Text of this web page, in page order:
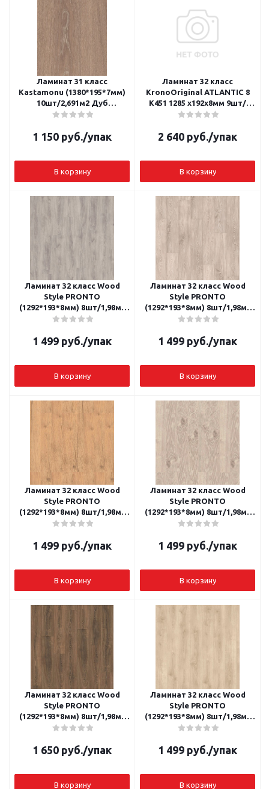
Ламинат 31 класс
Kastamonu (1380*195*7мм)
10шт/2,691м2 Дуб
Джакарта
1 150 руб./упак
В корзину
Ламинат 32 класс
KronoOriginal ATLANTIC 8
К451 1285 х192х8мм 9шт/
уп/2,22м2 Дуб Сильвердейл
2 640 руб./упак
В корзину
Ламинат 32 класс Wood
Style PRONTO
(1292*193*8мм) 8шт/1,98м2
Дуб Атрани
1 499 руб./упак
В корзину
Ламинат 32 класс Wood
Style PRONTO
(1292*193*8мм) 8шт/1,98м2
Дуб Боргетто
1 499 руб./упак
В корзину
Ламинат 32 класс Wood
Style PRONTO
(1292*193*8мм) 8шт/1,98м2
Дуб Варенна
1 499 руб./упак
В корзину
Ламинат 32 класс Wood
Style PRONTO
(1292*193*8мм) 8шт/1,98м2
Дуб Матера
1 499 руб./упак
В корзину
Ламинат 32 класс Wood
Style PRONTO
(1292*193*8мм) 8шт/1,98м2
Дуб Орвието
1 650 руб./упак
В корзину
Ламинат 32 класс Wood
Style PRONTO
(1292*193*8мм) 8шт/1,98м2
Дуб Сиена
1 499 руб./упак
В корзину